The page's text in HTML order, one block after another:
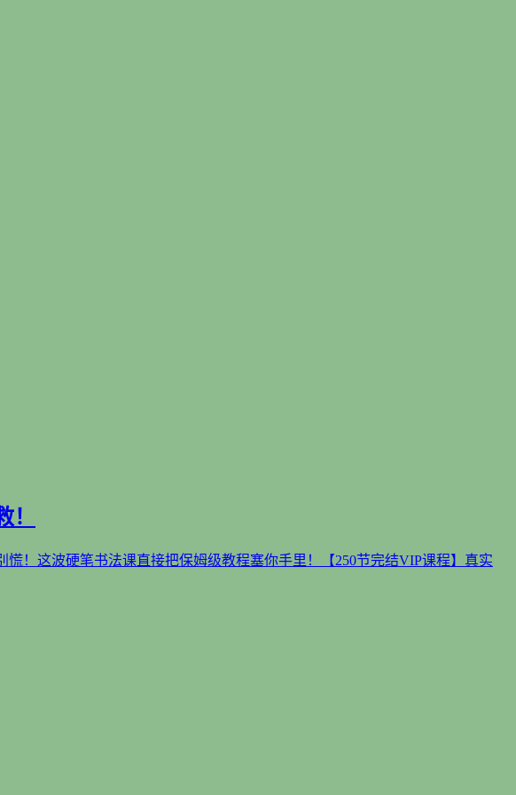
！这波硬笔书法课直接把保姆级教程塞你手里！【250节完结VIP课程】真实